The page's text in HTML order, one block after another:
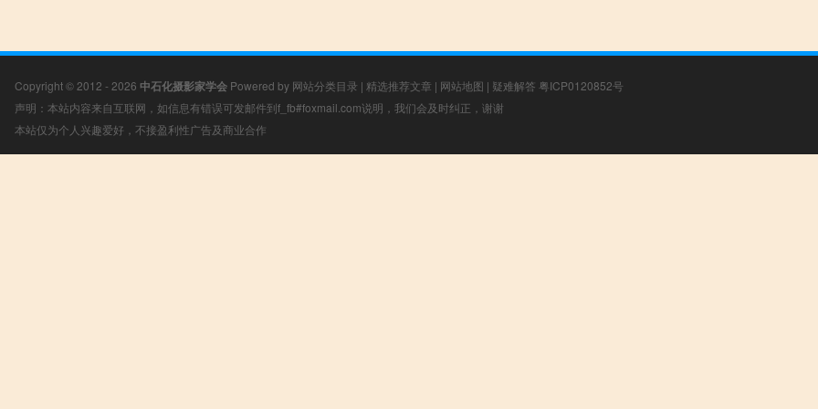
Copyright © 2012 - 2026 中石化摄影家学会 Powered by 网站分类目录 | 精选推荐文章 | 网站地图 | 疑难解答 粤ICP0120852号
声明：本站内容来自互联网，如信息有错误可发邮件到f_fb#foxmail.com说明，我们会及时纠正，谢谢
本站仅为个人兴趣爱好，不接盈利性广告及商业合作